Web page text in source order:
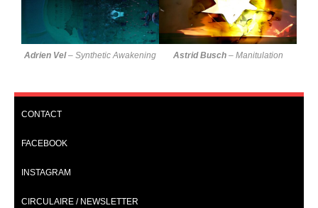
Adrien Vel– Synthetic Awakening Astrid Busch– Manitulation
CONTACT
FACEBOOK
INSTAGRAM
CIRCULAIRE / NEWSLETTER